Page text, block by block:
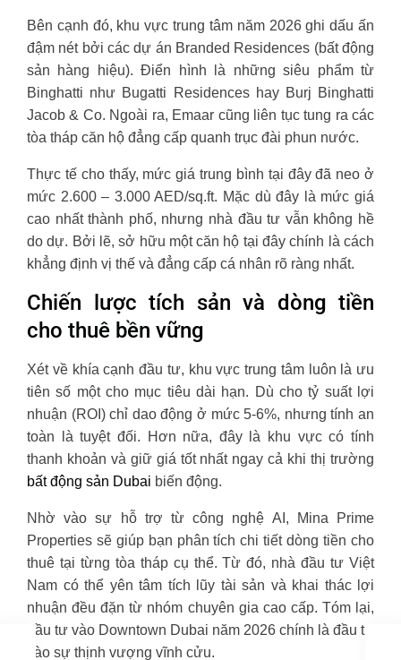
Bên cạnh đó, khu vực trung tâm năm 2026 ghi dấu ấn
đậm nét bởi các dự án Branded Residences (bất động
sản hàng hiệu). Điển hình là những siêu phẩm từ
Binghatti như Bugatti Residences hay Burj Binghatti
Jacob & Co. Ngoài ra, Emaar cũng liên tục tung ra các
tòa tháp căn hộ đẳng cấp quanh trục đài phun nước.
Thực tế cho thấy, mức giá trung bình tại đây đã neo ở
mức 2.600 – 3.000 AED/sq.ft. Mặc dù đây là mức giá
cao nhất thành phố, nhưng nhà đầu tư vẫn không hề
do dự. Bởi lẽ, sở hữu một căn hộ tại đây chính là cách
khẳng định vị thế và đẳng cấp cá nhân rõ ràng nhất.
Chiến lược tích sản và dòng tiền
cho thuê bền vững
Xét về khía cạnh đầu tư, khu vực trung tâm luôn là ưu
tiên số một cho mục tiêu dài hạn. Dù cho tỷ suất lợi
nhuận (ROI) chỉ dao động ở mức 5-6%, nhưng tính an
toàn là tuyệt đối. Hơn nữa, đây là khu vực có tính
thanh khoản và giữ giá tốt nhất ngay cả khi thị trường
bất động sản Dubai biến động.
Nhờ vào sự hỗ trợ từ công nghệ AI, Mina Prime
Properties sẽ giúp bạn phân tích chi tiết dòng tiền cho
thuê tại từng tòa tháp cụ thể. Từ đó, nhà đầu tư Việt
Nam có thể yên tâm tích lũy tài sản và khai thác lợi
nhuận đều đặn từ nhóm chuyên gia cao cấp. Tóm lại,
đầu tư vào Downtown Dubai năm 2026 chính là đầu tư
vào sự thịnh vượng vĩnh cửu.